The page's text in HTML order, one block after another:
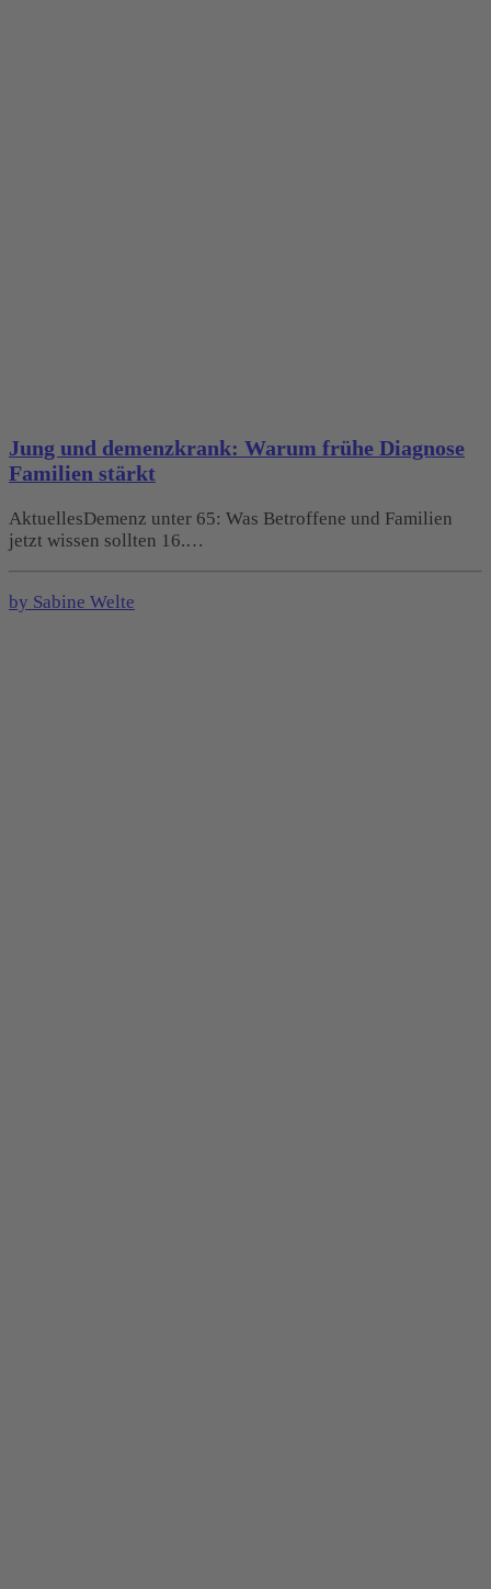
Jung und demenzkrank: Warum frühe Diagnose
Familien stärkt
AktuellesDemenz unter 65: Was Betroffene und Familien
jetzt wissen sollten 16.…
by Sabine Welte